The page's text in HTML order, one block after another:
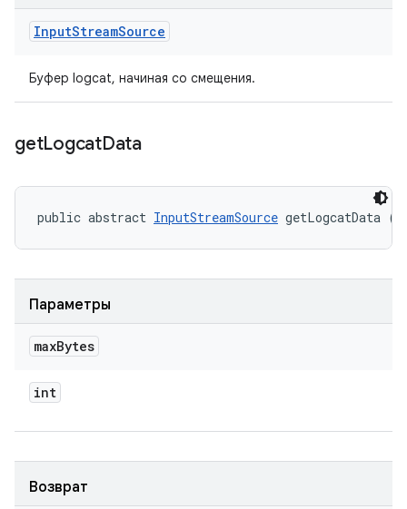
InputStreamSource
Буфер logcat, начиная со смещения.
getLogcatData
public abstract InputStreamSource getLogcatData
Параметры
maxBytes
int
Возврат